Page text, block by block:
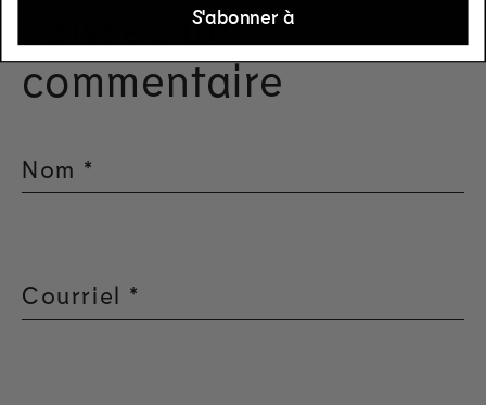
Laissez un
commentaire
Nom *
Courriel *
S'abonner à